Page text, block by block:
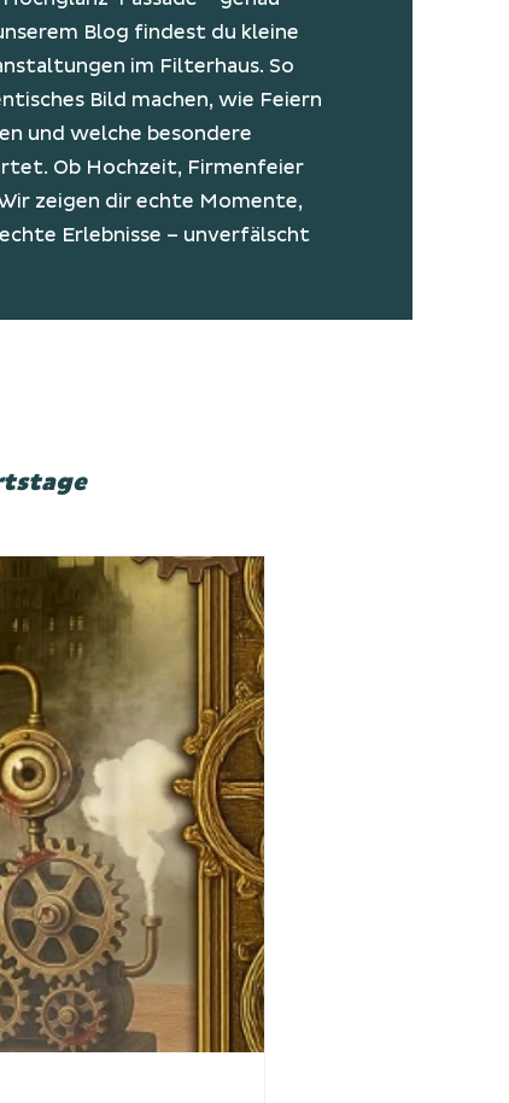
Blog findest du kleine
im Filterhaus. So
Bild machen, wie Feiern
und welche besondere
Ob Hochzeit, Firmenfeier
zeigen dir echte Momente,
Erlebnisse – unverfälscht